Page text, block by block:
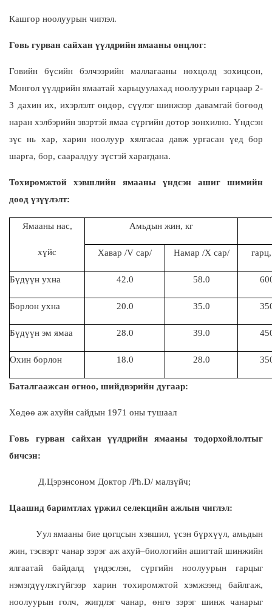
Кашгор ноолуурын чиглэл.
Говь гурван сайхан үүлдрийнямааны онцлог:
Говийн бүсийн бэлчээрийн маллагааны нөхцөлд зохицсон,
Монгол үүлдрийн ямаатай харьцуулахад ноолуурын гарцаар 2-
3 дахин их, ихэрлэлт өндөр, сүүлэг шинжээр давамгай бөгөөд
наран хэлбэрийн эвэртэй ямаа сүргийн дотор зонхилно. Үндсэн
зүс нь хар, харин ноолуур хялгасаа давж ургасан үед бор
шарга, бор, сааралдуу зүстэй харагдана.
Тохиромжтой хэвшлийн ямааны үндсэн ашиг шимийн
доод үзүүлэлт:
Ямааны нас,
хүйс
Амьдын жин, кг
Хавар /V сар/ Намар /X сар/
Бүдүүн ухна 42.0 58.0
Борлон ухна 20.0 35.0
Бүдүүн эм ямаа 28.0 39.0
Охин борлон 18.0 28.0
Баталгаажсан огноо, шийдвэрийн дугаар:
Хөдөө аж ахуйн сайдын 1971 оны тушаал
Говь гурван сайхан үүлдрийн
ямааны тодорхойлолтыг
бичсэн:
Д.Цэрэнсоном Доктор /Ph.D/ малзүйч;
Цаашид баримтлах үржил селекцийн ажлын чиглэл:
Уул ямааны бие цогцсын хэвшил, үсэн бүрхүүл, амьдын
жин, тэсвэрт чанар зэрэг аж ахуй–биологийн ашигтай шинжийн
ялгаатай байдалд үндэслэн, сүргийн ноолуурын гарцыг
нэмэгдүүлэхгүйгээр харин тохиромжтой хэмжээнд байлгаж,
ноолуурын голч, жигдлэг чанар, өнгө зэрэг шинж чанарыг